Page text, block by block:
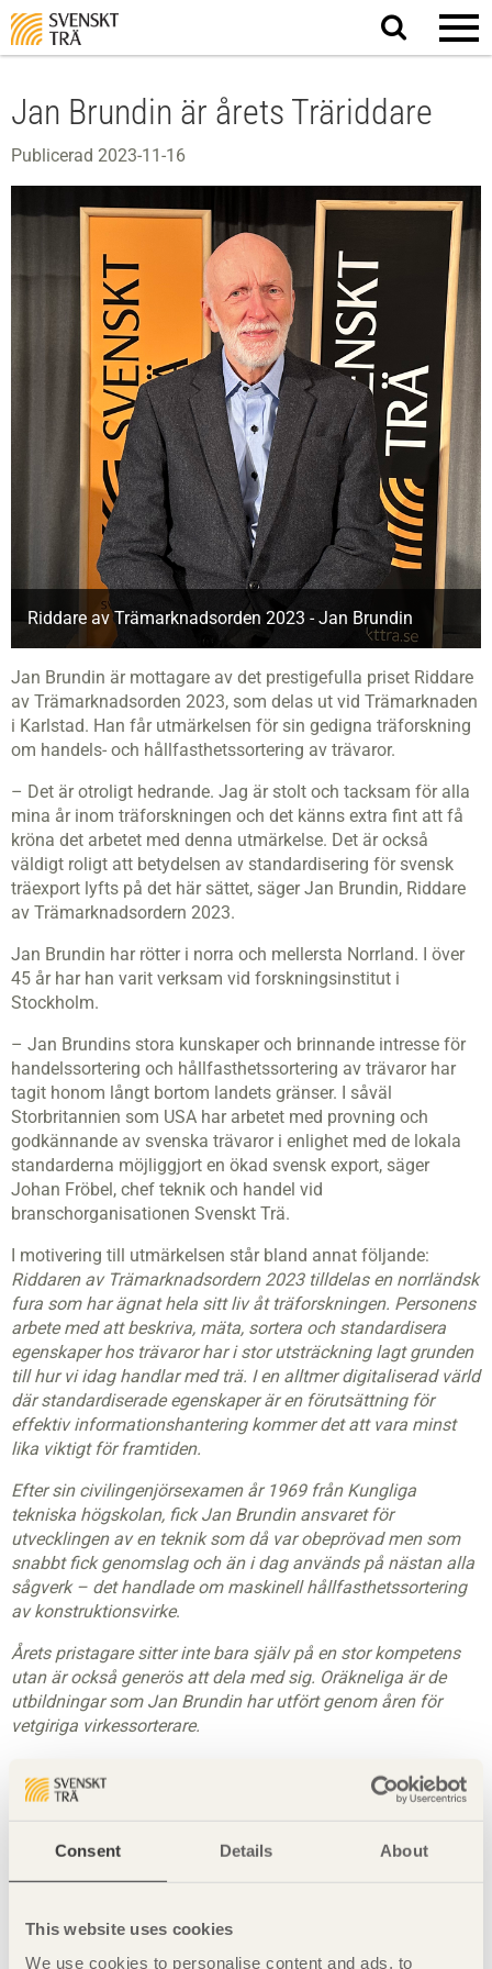
Consent Details About
This website uses cookies
We use cookies to personalise content and ads, to
Sök
på
Jan Brundin är årets Träriddare
Publicerad 2023-11-16
Riddare av Trämarknadsorden 2023 - Jan Brundin
Jan Brundin är mottagare av det prestigefulla priset Riddare
av Trämarknadsorden 2023, som delas ut vid Trämarknaden
i Karlstad. Han får utmärkelsen för sin gedigna träforskning
om handels- och hållfasthetssortering av trävaror.
– Det är otroligt hedrande. Jag är stolt och tacksam för alla
mina år inom träforskningen och det känns extra fint att få
kröna det arbetet med denna utmärkelse. Det är också
väldigt roligt att betydelsen av standardisering för svensk
träexport lyfts på det här sättet, säger Jan Brundin, Riddare
av Trämarknadsordern 2023.
Jan Brundin har rötter i norra och mellersta Norrland. I över
45 år har han varit verksam vid forskningsinstitut i
Stockholm.
– Jan Brundins stora kunskaper och brinnande intresse för
handelssortering och hållfasthetssortering av trävaror har
tagit honom långt bortom landets gränser. I såväl
Storbritannien som USA har arbetet med provning och
godkännande av svenska trävaror i enlighet med de lokala
standarderna möjliggjort en ökad svensk export, säger
Johan Fröbel, chef teknik och handel vid
branschorganisationen Svenskt Trä.
I motivering till utmärkelsen står bland annat följande:
Riddaren av Trämarknadsordern 2023 tilldelas en norrländsk
fura som har ägnat hela sitt liv åt träforskningen. Personens
arbete med att beskriva, mäta, sortera och standardisera
egenskaper hos trävaror har i stor utsträckning lagt grunden
till hur vi idag handlar med trä. I en alltmer digitaliserad värld
där standardiserade egenskaper är en förutsättning för
effektiv informationshantering kommer det att vara minst
lika viktigt för framtiden.
Efter sin civilingenjörsexamen år 1969 från Kungliga
tekniska högskolan, fick Jan Brundin ansvaret för
utvecklingen av en teknik som då var obeprövad men som
snabbt fick genomslag och än i dag används på nästan alla
sågverk – det handlade om maskinell hållfasthetssortering
av konstruktionsvirke.
Årets pristagare sitter inte bara själv på en stor kompetens
utan är också generös att dela med sig. Oräkneliga är de
utbildningar som Jan Brundin har utfört genom åren för
vetgiriga virkessorterare.
den ledande nordiska experten vid framtagandet av de nya
”Handelssortering av Trävaror”
Om priset
Årets träriddare tillkännages enligt tradition under